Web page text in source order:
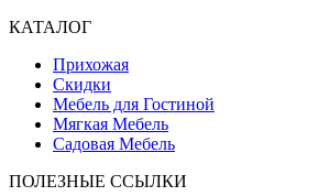
КАТАЛОГ
Прихожая
Скидки
Мебель для Гостиной
Мягкая Мебель
Садовая Мебель
ПОЛЕЗНЫЕ ССЫЛКИ